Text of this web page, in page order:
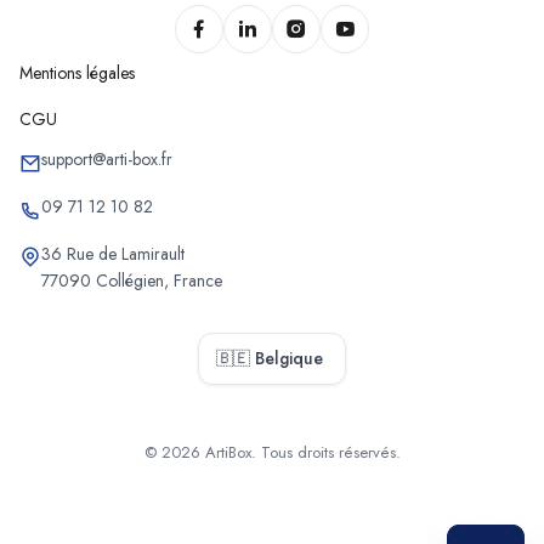
Mentions légales
CGU
support@arti-box.fr
09 71 12 10 82
36 Rue de Lamirault
77090 Collégien, France
🇧🇪 Belgique
© 2026 ArtiBox. Tous droits réservés.